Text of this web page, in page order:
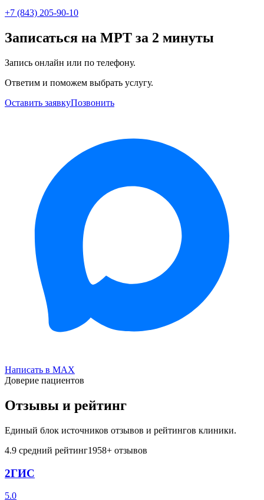
+7 (843) 205-90-10
Записаться на МРТ за 2 минуты
Запись онлайн или по телефону.
Ответим и поможем выбрать услугу.
Оставить заявкуПозвонить
Написать в MAX
Доверие пациентов
Отзывы и рейтинг
Единый блок источников отзывов и рейтингов клиники.
4.9 средний рейтинг1958+ отзывов
2ГИС
5.0